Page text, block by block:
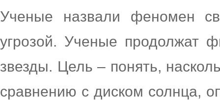
Ученые назвали феномен
угрозой. Ученые продолжат
звезды. Цель – понять,
сравнению с диском солнца,